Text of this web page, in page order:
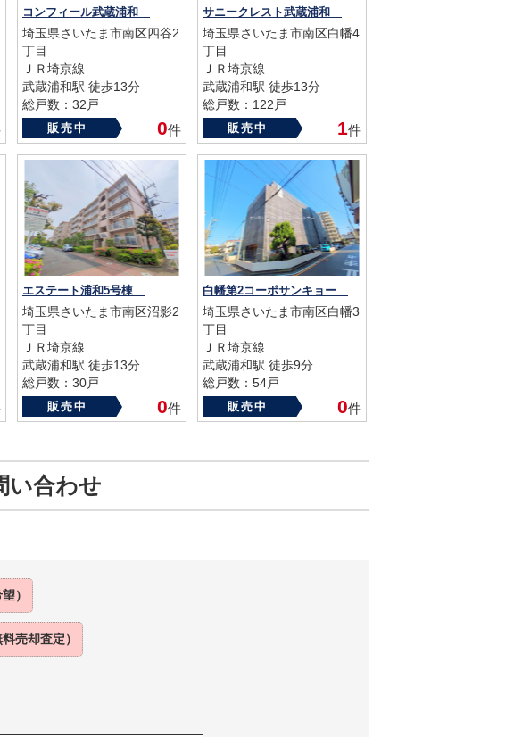
コンフィール武蔵浦和
埼玉県さいたま市南区四谷2
丁目
ＪＲ埼京線
武蔵浦和駅 徒歩13分
総戸数：32戸
築年数：2003年
販売中 0件
サニークレスト武蔵浦和
埼玉県さいたま市南区白幡4
丁目
ＪＲ埼京線
武蔵浦和駅 徒歩13分
総戸数：122戸
築年数：1994年
販売中 1件
エステート浦和5号棟
埼玉県さいたま市南区沼影2
丁目
ＪＲ埼京線
武蔵浦和駅 徒歩13分
総戸数：30戸
築年数：1984年
販売中 0件
白幡第2コーポサンキョー
埼玉県さいたま市南区白幡3
丁目
ＪＲ埼京線
武蔵浦和駅 徒歩9分
総戸数：54戸
築年数：1984年
販売中 0件
い合わせ
）
売却査定）